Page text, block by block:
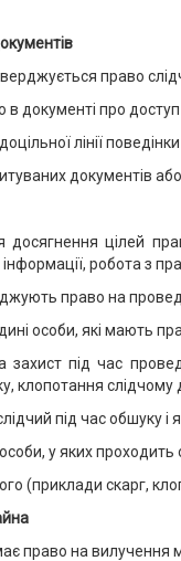
право
документі про
лінії
документів
цілей
інформації, робота з
право на
особи, які мають
під час
клопотання
під час обшуку
у яких проходить
(приклади скарг,
право на